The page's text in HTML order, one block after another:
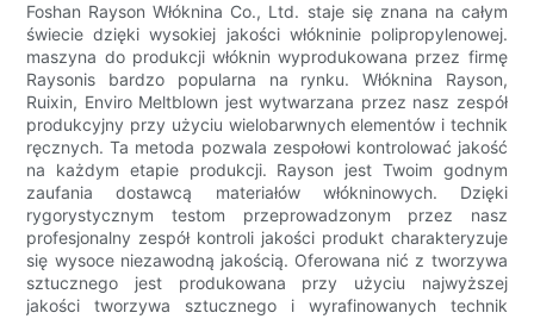
Foshan Rayson Włóknina Co., Ltd. staje się znana na całym
świecie dzięki wysokiej jakości włókninie polipropylenowej.
maszyna do produkcji włóknin wyprodukowana przez firmę
Raysonis bardzo popularna na rynku. Włóknina Rayson,
Ruixin, Enviro Meltblown jest wytwarzana przez nasz zespół
produkcyjny przy użyciu wielobarwnych elementów i technik
ręcznych. Ta metoda pozwala zespołowi kontrolować jakość
na każdym etapie produkcji. Rayson jest Twoim godnym
zaufania dostawcą materiałów włókninowych. Dzięki
rygorystycznym testom przeprowadzonym przez nasz
profesjonalny zespół kontroli jakości produkt charakteryzuje
się wysoce niezawodną jakością. Oferowana nić z tworzywa
sztucznego jest produkowana przy użyciu najwyższej
jakości tworzywa sztucznego i wyrafinowanych technik